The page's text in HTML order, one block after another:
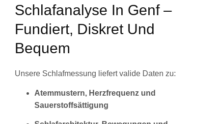
Schlafanalyse In Genf –
Fundiert, Diskret Und
Bequem
Unsere Schlafmessung liefert valide Daten zu:
Atemmustern, Herzfrequenz und
Sauerstoffsättigung